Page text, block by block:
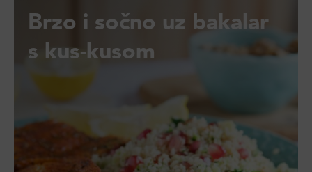
Brzo i sočno uz bakalar
s kus-kusom